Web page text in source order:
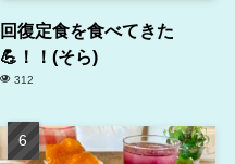
回復定食を食べてきた
💪！！(そら)
312